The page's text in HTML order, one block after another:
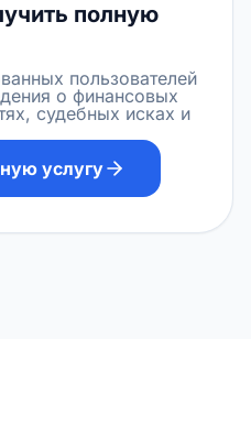
полную
пользователей
о финансовых
судебных исках и
услугу